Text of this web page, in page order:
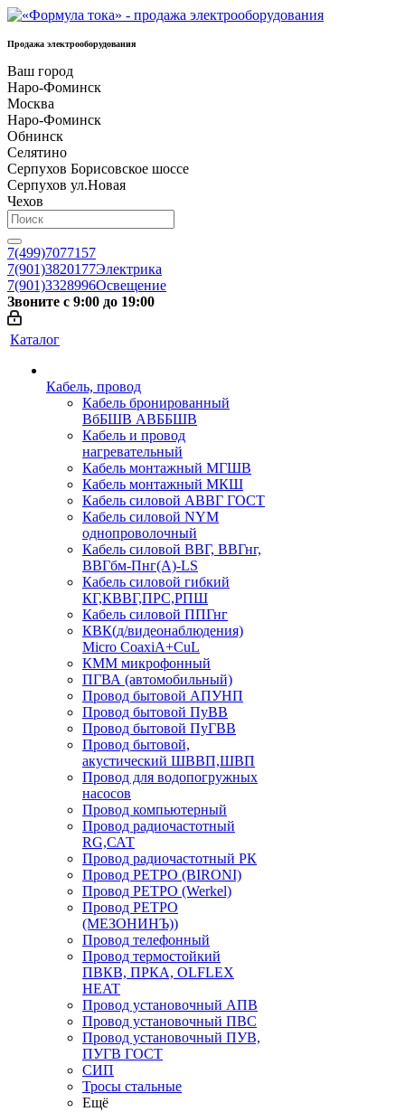
Продажа электрооборудования
Ваш город
Наро-Фоминск
Москва
Наро-Фоминск
Обнинск
Селятино
Серпухов Борисовское шоссе
Серпухов ул.Новая
Чехов
7(499)7077157
7(901)3820177Электрика
7(901)3328996Освещение
Звоните с 9:00 до 19:00
Каталог
Кабель, провод
Кабель бронированный
ВбБШВ АВББШВ
Кабель и провод
нагревательный
Кабель монтажный МГШВ
Кабель монтажный МКШ
Кабель силовой АВВГ ГОСТ
Кабель силовой NYM
однопроволочный
Кабель силовой ВВГ, ВВГнг,
ВВГбм-Пнг(А)-LS
Кабель силовой гибкий
КГ,КВВГ,ПРС,РПШ
Кабель силовой ППГнг
КВК(д/видеонаблюдения)
Micro CoaxiA+CuL
КММ микрофонный
ПГВА (автомобильный)
Провод бытовой АПУНП
Провод бытовой ПуВВ
Провод бытовой ПуГВВ
Провод бытовой,
акустический ШВВП,ШВП
Провод для водопогружных
насосов
Провод компьютерный
Провод радиочастотный
RG,САТ
Провод радиочастотный РК
Провод РЕТРО (BIRONI)
Провод РЕТРО (Werkel)
Провод РЕТРО
(МЕЗОНИНЪ))
Провод телефонный
Провод термостойкий
ПВКВ, ПРКА, OLFLEX
HEAT
Провод установочный АПВ
Провод установочный ПВС
Провод установочный ПУВ,
ПУГВ ГОСТ
СИП
Тросы стальные
Ещё